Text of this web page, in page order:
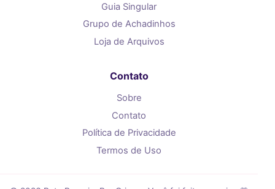
Guia Singular
Grupo de Achadinhos
Loja de Arquivos
Contato
Sobre
Contato
Política de Privacidade
Termos de Uso